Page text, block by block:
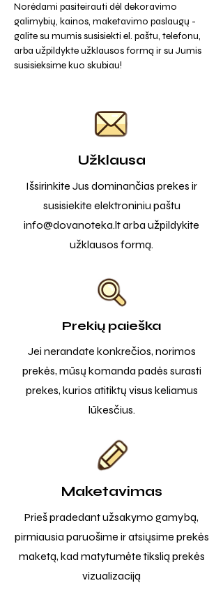
Norėdami pasiteirauti dėl dekoravimo
galimybių, kainos, maketavimo paslaugų -
galite su mumis susisiekti el. paštu, telefonu,
arba užpildykte užklausos formą ir su Jumis
susisieksime kuo skubiau!
Užklausa
Išsirinkite Jus dominančias prekes ir
susisiekite elektroniniu paštu
info@dovanoteka.ltarba užpildykite
užklausos formą.
Prekių paieška
Jei nerandate konkrečios, norimos
prekės, mūsų komanda padės surasti
prekes, kurios atitiktų visus keliamus
lūkesčius.
Maketavimas
Prieš pradedant užsakymo gamybą,
pirmiausia paruošime ir atsiųsime prekės
maketą, kad matytumėte tikslią prekės
vizualizaciją